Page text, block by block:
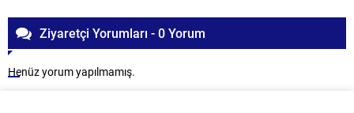
Ziyaretçi Yorumları - 0 Yorum
Henüz yorum yapılmamış.